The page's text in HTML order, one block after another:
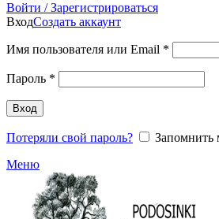
Войти / Зарегистрироваться
ВходСоздать аккаунт
Имя пользователя или Email *
Пароль *
Вход
Потеряли свой пароль?
Запомнить
Меню